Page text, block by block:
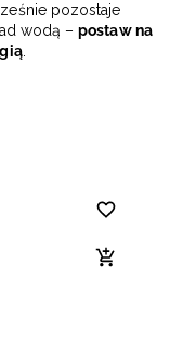
pozostaje
wodą –postaw na
.